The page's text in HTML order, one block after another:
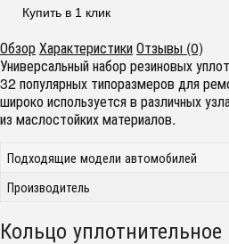
Купить в 1 клик
ОбзорХарактеристикиОтзывы (0)
Универсальный набор резиновых
32 популярных типоразмеров для
широко используется в различных
из маслостойких материалов.
Подходящие модели автомобилей
Производитель
Кольцо